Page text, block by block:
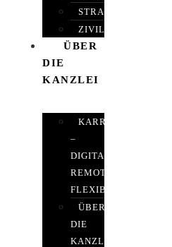
STRAFRECHT
ZIVILRECHT
ÜBER
DIE
KANZLEI
KARRIERE
–
DIGITAL,
REMOTE,
FLEXIBEL
ÜBER
DIE
KANZLEI